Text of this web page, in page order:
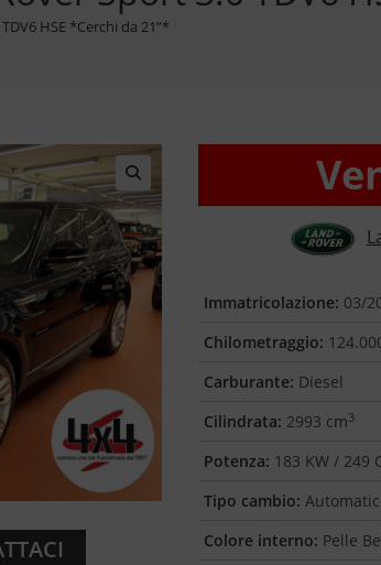
HSE *Cerchi da 21”*
🔍
Immatricolazione: 03/
Chilometraggio:
Carburante: Diesel
Cilindrata: 2993 cm3
Potenza: 183 KW / 249
Tipo cambio:
Colore interno: Pelle